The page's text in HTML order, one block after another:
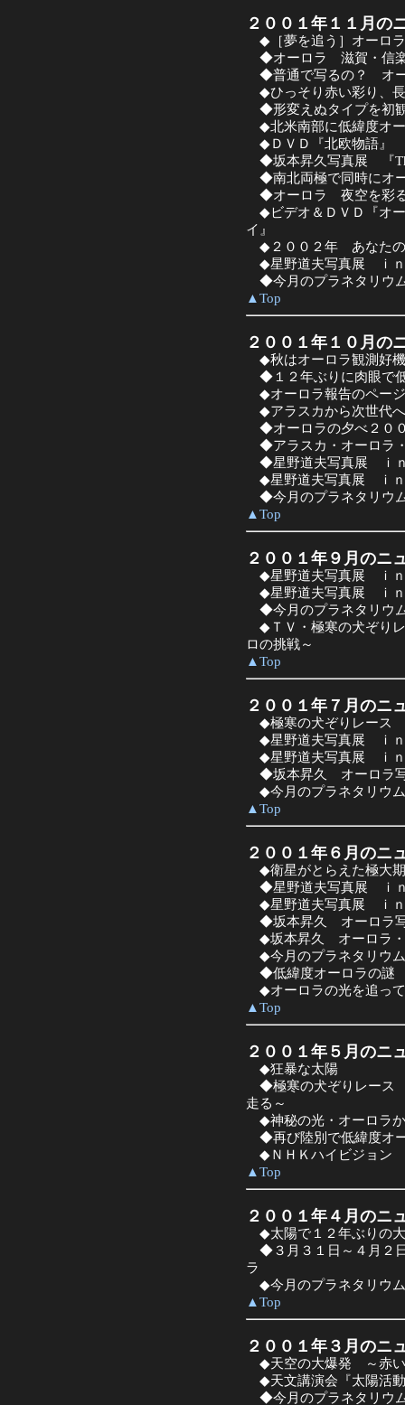
２００１年１１月の
◆［夢を追う］オーロ
◆オーロラ 滋賀・信
◆普通で写るの？ オー
◆ひっそり赤い彩り、
◆形変えぬタイプを初
◆北米南部に低緯度オ
◆ＤＶＤ『北欧物語』
◆坂本昇久写真展 『
◆南北両極で同時にオ
◆オーロラ 夜空を彩
◆ビデオ＆ＤＶＤ『オ
イ』
◆２００２年 あなたの
◆星野道夫写真展 ｉ
◆今月のプラネタリウ
▲Top
２００１年１０月の
◆秋はオーロラ観測好
◆１２年ぶりに肉眼で
◆オーロラ報告のペー
◆アラスカから次世代
◆オーロラの夕べ２０
◆アラスカ・オーロラ
◆星野道夫写真展 ｉ
◆星野道夫写真展 ｉ
◆今月のプラネタリウ
▲Top
２００１年９月のニ
◆星野道夫写真展 ｉ
◆星野道夫写真展 ｉ
◆今月のプラネタリウ
◆ＴＶ・極寒の犬ぞり
ロの挑戦～
▲Top
２００１年７月のニ
◆極寒の犬ぞりレース
◆星野道夫写真展 ｉ
◆星野道夫写真展 ｉ
◆坂本昇久 オーロラ写
◆今月のプラネタリウ
▲Top
２００１年６月のニ
◆衛星がとらえた極大
◆星野道夫写真展 ｉ
◆星野道夫写真展 ｉ
◆坂本昇久 オーロラ写
◆坂本昇久 オーロラ
◆今月のプラネタリウ
◆低緯度オーロラの謎
◆オーロラの光を追って
▲Top
２００１年５月のニ
◆狂暴な太陽
◆極寒の犬ぞりレース
走る～
◆神秘の光・オーロラ
◆再び陸別で低緯度オ
◆ＮＨＫハイビジョン
▲Top
２００１年４月のニ
◆太陽で１２年ぶりの
◆３月３１日～４月２
ラ
◆今月のプラネタリウ
▲Top
２００１年３月のニ
◆天空の大爆発 ～赤い
◆天文講演会『太陽活
◆今月のプラネタリウ